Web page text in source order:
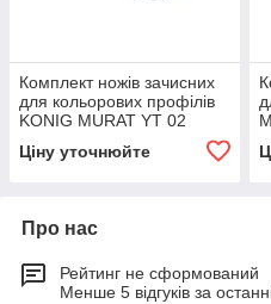
Комплект ножів зачисних
для кольорових профілів
KONIG MURAT YT 02
Ціну уточнюйте
Про нас
Рейтинг не сформований
Менше 5 відгуків за